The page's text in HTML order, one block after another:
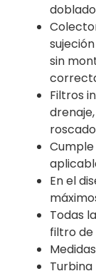
sin
Filtros
En el
Todas
filtro de